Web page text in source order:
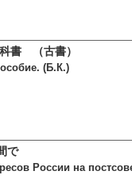
書 （古書）
(Б.К.)
で
России на